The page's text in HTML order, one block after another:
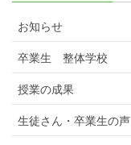
お知らせ
卒業生 整体学校
授業の成果
生徒さん・卒業生の声